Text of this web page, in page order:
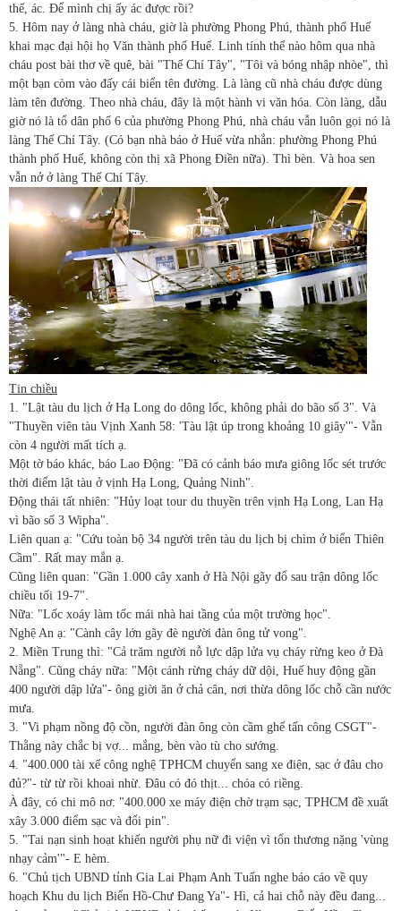
thế, ác. Để mình chị ấy ác được rồi?
5. Hôm nay ở làng nhà cháu, giờ là phường Phong Phú, thành phố Huế
khai mạc đại hội họ Văn thành phố Huế. Linh tính thế nào hôm qua nhà
cháu post bài thơ về quê, bài "Thế Chí Tây", "Tôi và bóng nhập nhòe", thì
một bạn còm vào đấy cái biển tên đường. Là làng cũ nhà cháu được dùng
làm tên đường. Theo nhà cháu, đây là một hành vi văn hóa. Còn làng, dẫu
giờ nó là tổ dân phố 6 của phường Phong Phú, nhà cháu vẫn luôn gọi nó là
làng Thế Chí Tây. (Có bạn nhà báo ở Huế vừa nhắn: phường Phong Phú
thành phố Huế, không còn thị xã Phong Điền nữa). Thì bèn. Và hoa sen
vẫn nở ở làng Thế Chí Tây.
Tin chiều
1. "Lật tàu du lịch ở Hạ Long do dông lốc, không phải do bão số 3". Và
"Thuyền viên tàu Vịnh Xanh 58: 'Tàu lật úp trong khoảng 10 giây'"- Vẫn
còn 4 người mất tích ạ.
Một tờ báo khác, báo Lao Động: "Đã có cảnh báo mưa giông lốc sét trước
thời điểm lật tàu ở vịnh Hạ Long, Quảng Ninh".
Động thái tất nhiên: "Hủy loạt tour du thuyền trên vịnh Hạ Long, Lan Hạ
vì bão số 3 Wipha".
Liên quan ạ: "Cứu toàn bộ 34 người trên tàu du lịch bị chìm ở biển Thiên
Cầm". Rất may mắn ạ.
Cũng liên quan: "Gần 1.000 cây xanh ở Hà Nội gãy đổ sau trận dông lốc
chiều tối 19-7".
Nữa: "Lốc xoáy làm tốc mái nhà hai tầng của một trường học".
Nghệ An ạ: "Cành cây lớn gãy đè người đàn ông tử vong".
2. Miền Trung thì: "Cả trăm người nỗ lực dập lửa vụ cháy rừng keo ở Đà
Nẵng". Cũng cháy nữa: "Một cánh rừng cháy dữ dội, Huế huy động gần
400 người dập lửa"- ông giời ăn ở chả cân, nơi thừa dông lốc chỗ cần nước
mưa.
3. "Vi phạm nồng độ cồn, người đàn ông còn cầm ghế tấn công CSGT"-
Thằng này chắc bị vợ... mắng, bèn vào tù cho sướng.
4. "400.000 tài xế công nghệ TPHCM chuyển sang xe điện, sạc ở đâu cho
đủ?"- từ từ rồi khoai nhừ. Đâu có đó thịt... chóa có riềng.
À đây, có chi mô nơ: "400.000 xe máy điện chờ trạm sạc, TPHCM đề xuất
xây 3.000 điểm sạc và đổi pin".
5. "Tai nạn sinh hoạt khiến người phụ nữ đi viện vì tổn thương nặng 'vùng
nhạy cảm'"- E hèm.
6. "Chủ tịch UBND tỉnh Gia Lai Phạm Anh Tuấn nghe báo cáo về quy
hoạch Khu du lịch Biển Hồ-Chư Đang Ya"- Hì, cả hai chỗ này đều đang...